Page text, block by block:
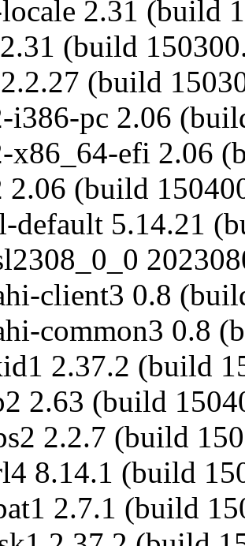
2.31 (build
(build
(build
i386-pc 2.06
x86_64-efi 2.06
2.06 (build
default 5.14.21
client3 0.8
common3 0.8
2.37.2 (build
2.63 (build
2.2.7 (build
8.14.1 (build
2.7.1 (build